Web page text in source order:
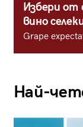
Избери от
вино
Grape
Най-